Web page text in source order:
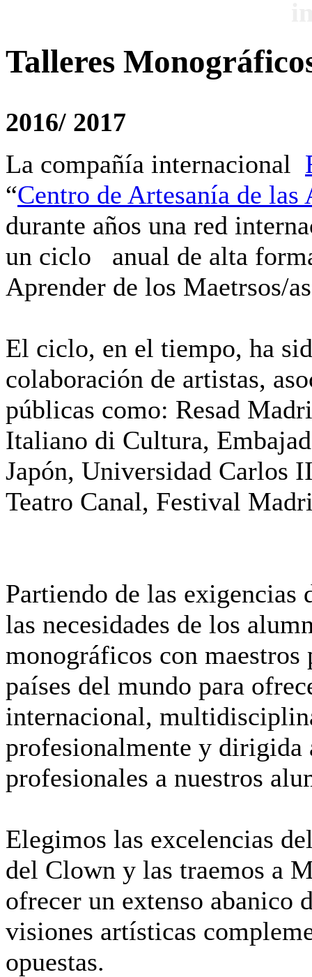
Talleres
2016/ 2017
La compañía internacional
“Centro de Artesanía de las
durante años una red
un ciclo anual de alta
Aprender de los Maetrsos/
El ciclo, en el tiempo, ha
colaboración de artistas,
públicas como: Resad
Italiano di Cultura,
Japón, Universidad Carlos
Teatro Canal, Festival
Partiendo de las exigencias
las necesidades de los
monográficos con maestros
países del mundo para
internacional,
profesionalmente y dirigida
profesionales a nuestros
Elegimos las excelencias
del Clown y las traemos a
ofrecer un extenso abanico
visiones artísticas
opuestas.